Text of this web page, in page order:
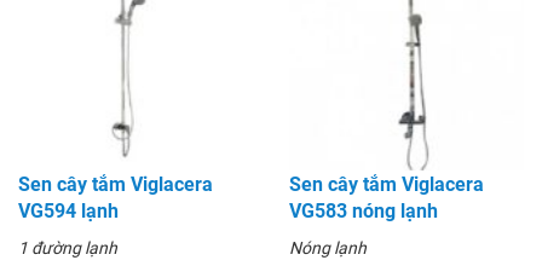
Sen cây tắm Viglacera
VG594 lạnh
1 đường lạnh
Sen cây tắm Viglacera
VG583 nóng lạnh
Nóng lạnh